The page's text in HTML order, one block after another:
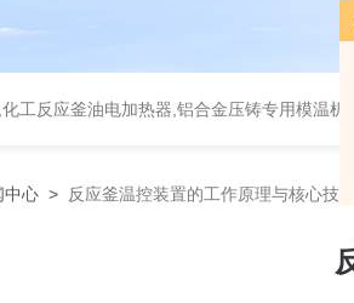
工反应釜油电加热器,铝合金压铸专用模温机
中心 > 反应釜温控装置的工作原理与核心技术